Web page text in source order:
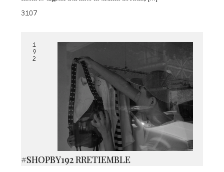
3107
1
9
2
#SHOPBY192 RRETIEMBLE